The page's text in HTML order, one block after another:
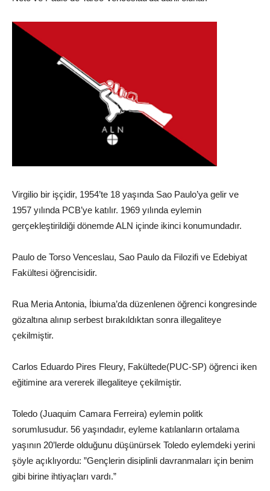
Virgilio bir işçidir, 1954’te 18 yaşında Sao Paulo’ya gelir ve
1957 yılında PCB’ye katılır. 1969 yılında eylemin
gerçekleştirildiği dönemde ALN içinde ikinci konumundadır.
Paulo de Torso Venceslau, Sao Paulo da Filozifi ve Edebiyat
Fakültesi öğrencisidir.
Rua Meria Antonia, İbiuma’da düzenlenen öğrenci kongresinde
gözaltına alınıp serbest bırakıldıktan sonra illegaliteye
çekilmiştir.
Carlos Eduardo Pires Fleury, Fakültede(PUC-SP) öğrenci iken
eğitimine ara vererek illegaliteye çekilmiştir.
Toledo (Juaquim Camara Ferreira) eylemin politk
sorumlusudur. 56 yaşındadır, eyleme katılanların ortalama
yaşının 20’lerde olduğunu düşünürsek Toledo eylemdeki yerini
şöyle açıklıyordu: ”Gençlerin disiplinli davranmaları için benim
gibi birine ihtiyaçları vardı.”